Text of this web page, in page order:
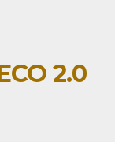
2.0